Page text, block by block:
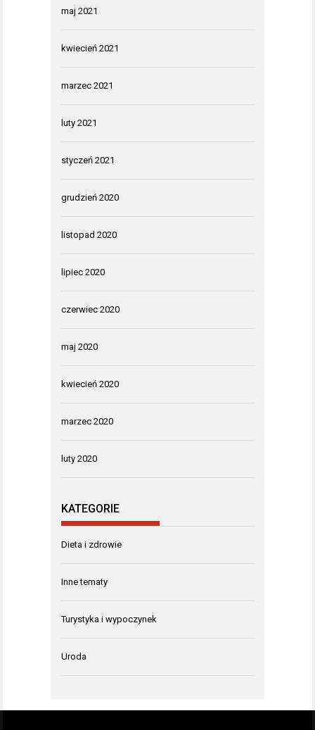
maj 2021
kwiecień 2021
marzec 2021
luty 2021
styczeń 2021
grudzień 2020
listopad 2020
lipiec 2020
czerwiec 2020
maj 2020
kwiecień 2020
marzec 2020
luty 2020
KATEGORIE
Dieta i zdrowie
Inne tematy
Turystyka i wypoczynek
Uroda